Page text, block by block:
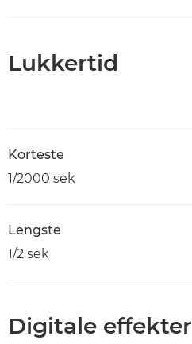
Lukkertid
Korteste
1/2000 sek
Lengste
1/2 sek
Digitale effekter